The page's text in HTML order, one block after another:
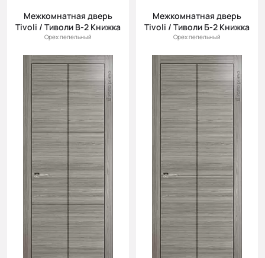
Межкомнатная дверь
Tivoli / Тиволи В-2 Книжка
Орех пепельный
Межкомнатная дверь
Tivoli / Тиволи Б-2 Книжка
Орех пепельный